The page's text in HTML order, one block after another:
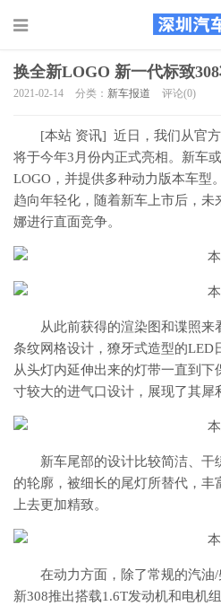
换全新LOGO 新一代标致
2021-02-14 分类： 新车报道 评论(0)
[本站 资讯] 近日，我们从官
将于今年3月份内正式亮相。新车
LOGO，并提供多种动力版本车型
趋向年轻化，随着新车上市后，
娜进行直面竞争。
从此前获得的渲染图和谍照
条纹网格设计，獠牙式造型的LED
从头灯内延伸出来的灯带一直到下
寸较大的进气口设计，展现了其犀
新车尾部的设计比较简洁、干
的轮廓，被细长的尾灯所替代，
上去更加精致。
在动力方面，除了常规的汽油
新308推出搭载1.6T发动机和电机